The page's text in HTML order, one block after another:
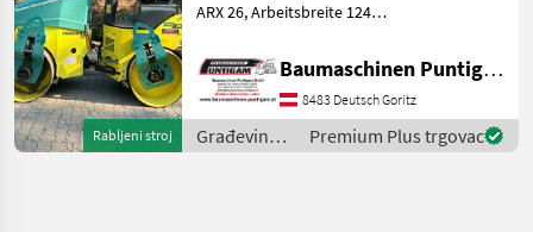
Rabljeni stroj
ARX 26, Arbeitsbreite 124
Baumaschinen Puntigam
GmbH Unser Spezialgebiet:
Ankauf - Verkauf -
Vermietung von Baumaschi
Baumaschinen Puntigam GmbH
8483 Deutsch Goritz
Građevinski
strojevi /
Premium Plus trgovac